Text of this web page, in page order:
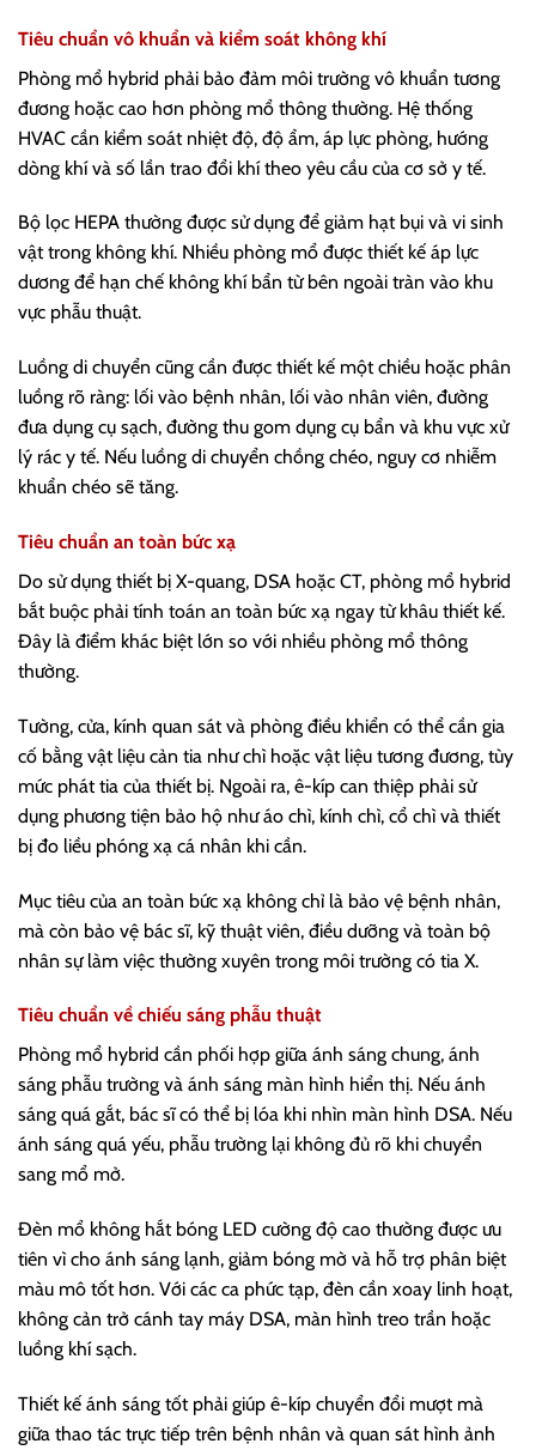
Tiêu chuẩn vô khuẩn và kiểm soát không khí
Phòng mổ hybrid phải bảo đảm môi trường vô khuẩn tương
đương hoặc cao hơn phòng mổ thông thường. Hệ thống
HVAC cần kiểm soát nhiệt độ, độ ẩm, áp lực phòng, hướng
dòng khí và số lần trao đổi khí theo yêu cầu của cơ sở y tế.
Bộ lọc HEPA thường được sử dụng để giảm hạt bụi và vi sinh
vật trong không khí. Nhiều phòng mổ được thiết kế áp lực
dương để hạn chế không khí bẩn từ bên ngoài tràn vào khu
vực phẫu thuật.
Luồng di chuyển cũng cần được thiết kế một chiều hoặc phân
luồng rõ ràng: lối vào bệnh nhân, lối vào nhân viên, đường
đưa dụng cụ sạch, đường thu gom dụng cụ bẩn và khu vực xử
lý rác y tế. Nếu luồng di chuyển chồng chéo, nguy cơ nhiễm
khuẩn chéo sẽ tăng.
Tiêu chuẩn an toàn bức xạ
Do sử dụng thiết bị X-quang, DSA hoặc CT, phòng mổ hybrid
bắt buộc phải tính toán an toàn bức xạ ngay từ khâu thiết kế.
Đây là điểm khác biệt lớn so với nhiều phòng mổ thông
thường.
Tường, cửa, kính quan sát và phòng điều khiển có thể cần gia
cố bằng vật liệu cản tia như chì hoặc vật liệu tương đương, tùy
mức phát tia của thiết bị. Ngoài ra, ê-kíp can thiệp phải sử
dụng phương tiện bảo hộ như áo chì, kính chì, cổ chì và thiết
bị đo liều phóng xạ cá nhân khi cần.
Mục tiêu của an toàn bức xạ không chỉ là bảo vệ bệnh nhân,
mà còn bảo vệ bác sĩ, kỹ thuật viên, điều dưỡng và toàn bộ
nhân sự làm việc thường xuyên trong môi trường có tia X.
Tiêu chuẩn về chiếu sáng phẫu thuật
Phòng mổ hybrid cần phối hợp giữa ánh sáng chung, ánh
sáng phẫu trường và ánh sáng màn hình hiển thị. Nếu ánh
sáng quá gắt, bác sĩ có thể bị lóa khi nhìn màn hình DSA. Nếu
ánh sáng quá yếu, phẫu trường lại không đủ rõ khi chuyển
sang mổ mở.
Đèn mổ không hắt bóng LED cường độ cao thường được ưu
tiên vì cho ánh sáng lạnh, giảm bóng mờ và hỗ trợ phân biệt
màu mô tốt hơn. Với các ca phức tạp, đèn cần xoay linh hoạt,
không cản trở cánh tay máy DSA, màn hình treo trần hoặc
luồng khí sạch.
Thiết kế ánh sáng tốt phải giúp ê-kíp chuyển đổi mượt mà
giữa thao tác trực tiếp trên bệnh nhân và quan sát hình ảnh